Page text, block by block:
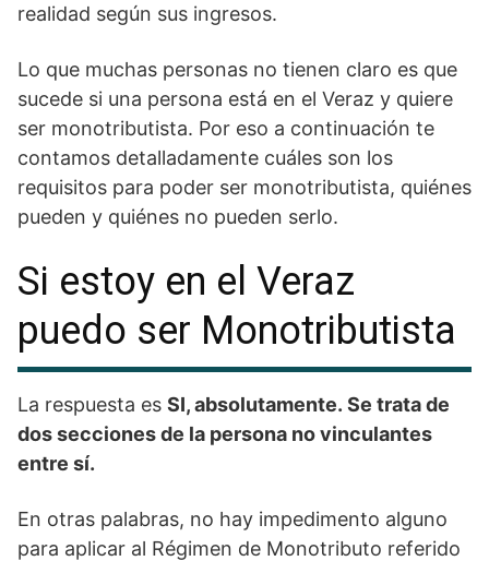
realidad según sus ingresos.
Lo que muchas personas no tienen claro es que
sucede si una persona está en el Veraz y quiere
ser monotributista. Por eso a continuación te
contamos detalladamente cuáles son los
requisitos para poder ser monotributista, quiénes
pueden y quiénes no pueden serlo.
Si estoy en el Veraz
puedo ser Monotributista
La respuesta es SI, absolutamente. Se trata de
dos secciones de la persona no vinculantes
entre sí.
En otras palabras, no hay impedimento alguno
para aplicar al Régimen de Monotributo referido